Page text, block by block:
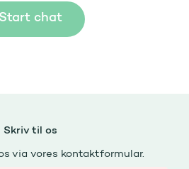
Start chat
Skriv til os
via vores kontaktformular.